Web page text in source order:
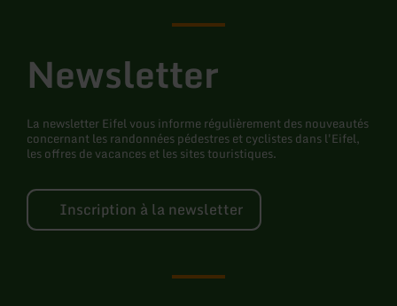
Newsletter
La newsletter Eifel vous informe régulièrement des nouveautés
concernant les randonnées pédestres et cyclistes dans l'Eifel,
les offres de vacances et les sites touristiques.
Inscription à la newsletter